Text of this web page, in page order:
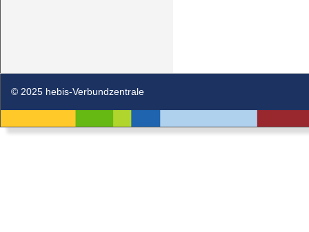
© 2025 hebis-Verbundzentrale